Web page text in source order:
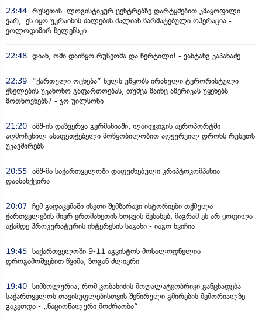
23:44 რუსეთის ლოგისტიკურ ცენტრებზე დარტყმებით კმაყოფილი
ვარ, ეს იყო უკრაინის ძალების ძალიან წარმატებული ოპერაცია -
ვოლოდიმირ ზელენსკი
22:48 დიახ, ომი დაიწყო რუსეთმა და წერტილი! - ვახტანგ კაპანაძე
22:39
“ქართული ოცნება” ხელს უწყობს ირანული ტერორისტული
ქსელების უკანონო გაფართოებას, თუმცა მაინც ამერიკას უყენებს
მოთხოვნებს? - ჯო უილსონი
21:20 აშშ-ის დაზვერვა გერმანიაში, ლაიფციგის აეროპორტში
აღმოჩენილ ასაფეთქებელი მოწყობილობით აღჭურვილ დრონს რუსეთს
უკავშირებს
20:55 აშშ-მა საქართველოში დაფუძნებული კრიპტოკომპანია
დაასანქცირა
20:07 ჩემ გადაცემაში ისეთი შემზარავი ისტორიები თქმულა
ქართველების მიერ ერთმანეთის ხოცვის შესახებ, მაგრამ ეს არ ყოფილა
აქამდე პროკურატურის ინტერესის საგანი - იაგო ხვიჩია
19:45 საქართველოში 9-11 აგვისტოს მოსალოდნელია
დროგამოშვებით წვიმა, ზოგან ძლიერი
19:40 სიმბოლურია, რომ კობახიძის მოღალატეობრივი განცხადება
საქართველოს თავისუფლებისთვის შეწირული გმირების მემორიალზე
გაკეთდა - „ნაციონალური მოძრაობა“